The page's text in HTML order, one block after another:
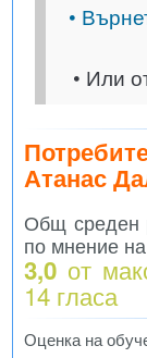
•
• Или
Атанас
Общ среден
по мнение
3,0 от
14 гласа
Оценка на